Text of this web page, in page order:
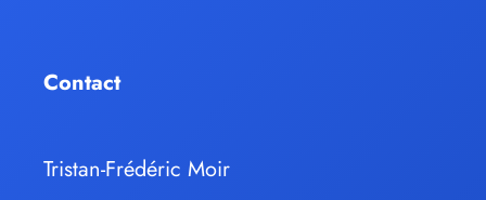
Contact
Tristan-Frédéric Moir